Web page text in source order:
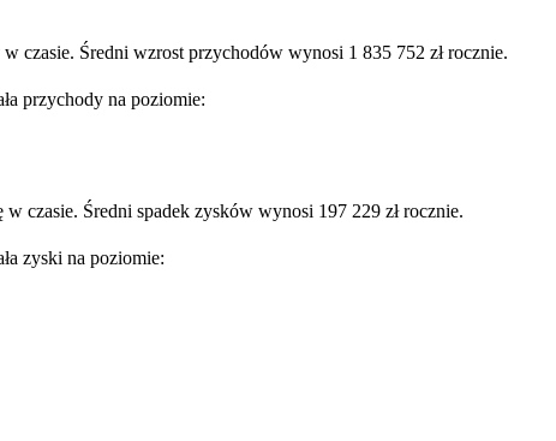
czasie. Średni wzrost przychodów wynosi 1 835 752 zł rocznie.
przychody na poziomie:
w czasie. Średni spadek zysków wynosi 197 229 zł rocznie.
zyski na poziomie: